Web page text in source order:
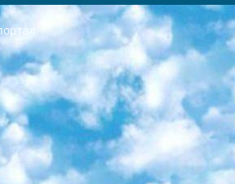
(с отклонениями в физическом или умственном развитии) специализированная школа для детей, школы-интернаты и со сколиозом школы-интернаты санаторного типа для больных детей исключены). 9. Он был слепым, слабовидящим и имел нарушения опорно-двигательного аппарата. экзамены в специализированных школах и интернатах для детей должны проводиться исходя из требований, предъявляемых к общеобразовательным учреждениям (физкультура кроме науки). 10. Специализированная школа для глухих и слабослышащих детей. и экзамены в интернатах и быть реализован в виде письменного теста по математике. 11. Специальность для умственно отсталых детей. Для 9 класса Родной язык и литературное письмо Государственный язык (язык обучения – узбекский). для неклассов) написано Математическое письмо Письменная/устная история Узбекистана Физическое воспитание практично Итоговый контроль Для 11 класса Написание родного языка и литературы (эссе) Математическое письмо Узбекский язык (обучение на узбекском языке) не посещающее общее среднее образование для учреждений)/Образовательное учреждение выбор письменный и устный Иностранный язык письменный/устный Письменная/устная история Узбекистана *По выбору студента:  Химия  Физика  Основы государственного права  География 10 бесплатных образовательных ресурсов - Мы составили подборку онлайн-проектов с интерактивными упражнениями, видеолекциями и статьями. Они помогут вам обрести новые и освежить старые знания бесплатно. 1. «ИНТУИТ» Старейшая образовательная площадка Рунета. Здесь вы найдёте сотни текстовых и видеокурсов на десятки различных тем — от программирования до психологии. Многие курсы подготовлены российскими университетами и крупными международными компаниями вроде Intel и Microsoft. Самостоятельное обучение бесплатное, но желающие могут оплатить услуги персональных наставников. 2. «Смартия» знакомит с актуальными профессиями и подсказывает, как им обучаться. Выбрав заинтересовавшую вас специальность — SMM-специалист, фотограф, веб-дизайнер или другую, — увидите список необходимых для неё умений. Чтобы вы могли освоить их самостоятельно, для каждого умения площадка отображает подборку ссылок на учебные материалы. Хотя «Смартия» ориентируется на русскоязычную аудиторию, часть контента всё же доступна только на английском. 3. «Лекторий Физтеха» Проект Московского физико-технического института (Физтеха). С его помощью вы можете смотреть онлайн серии лекций, записанные на видео в этом вузе. В числе доступных предметов — физика, биология, химия, информационные технологии и другие. К некоторым лекциям администрация ресурса прилагает готовые конспекты, которые можно скачивать в PDF-формате. 4. ITMOcourses Онлайн-площадка Санкт-Петербургского национального исследовательского университета информационных технологий, механики и оптики (ИТМО). Ресурс предоставляет свободный доступ к курсам, разработанным в этом вузе. Каталог материалов разбит на четыре категории: «Оптические системы и технологии», «Приборостроение и робототехника», «Информационные технологии» и «Биотехнологии». Курсы состоят из видеолекций, интерактивных демонстраций и заданий. 5. «КиберЛенинка» Электронная научная библиотека открытого доступа. Каталог площадки регулярно обрастает текстами статей из различных научных изданий. Сгруппированные по журналам и рубрикам публикации можно читать онлайн или скачивать целиком в PDF-формате. Проект нацелен на популяризацию науки за счёт открытого доступа к качественной информации. 6. «ПостНаука» На этом ресурсе публикуют подборки видеолекций, составленные экспертами из разных отраслей и объединённые общими темами. Среди них, к примеру, есть серии «Биоинформатика и геномика», «Культура средневековой Скандинавии» и Cinema Studies о теории кино. Каждая подборка лекций — логически связанная история, рассказанная экспертом от первого лица. Кроме того, на сайте появляются научно-образовательные статьи и тесты на разные темы. 7. «Newочём» Команда проекта «Newочём» отбирает самые интересные тексты из англоязычных СМИ и переводит те из них, за которые голосуют участники сообщества «ВКонтакте». По большей части это научно-популярные статьи. Редакторы придумывают лишь заголовки, в остальном содержание переводов соответствует оригиналам. Полные тексты можно читать прямо в социальной сети. 8. InternetUrok Онлайн-база материалов по основным дисциплинам школьной программы. Информация на сайте структурирована по классам, предметам и темам (урокам). Каждый урок состоит из видеолекций и конспектов. Есть также интерактивные тренажёры и тесты для закрепления пройденного материала. Даже если вы давно окончили школу, возможность повторить программу старших классов всегда может пригодиться. 9. Edutainme Ещё один ресурс об образовании. В отличие от Newtonew, как мне кажется, Edutainme больше ориентируется на представителей индустрии: педагогов, предпринимателей, разработчиков образовательных проектов. Но и любой, кто просто стремится к саморазвитию, найдёт на сайте много полезного и интересного для себя. Например, информацию о новых курсах и образовательных сервисах. 10. Newtonew Онлайн-медиа об образовании и обучении в широком смысле. Авторы Newtonew пишут об инструментах, заведениях, тактиках и стратегиях, которые помогают учить других и получать новые знания самостоятельно. На этой площадке вы найдёте новости, обзоры, аналитические мат